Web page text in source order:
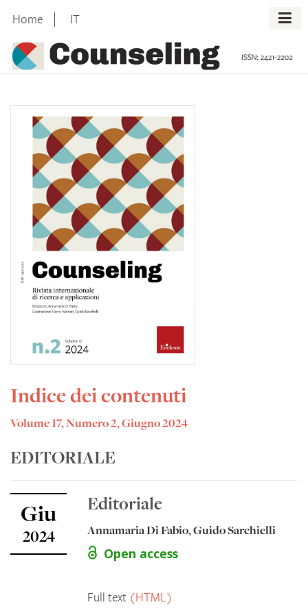
content
Home IT
Indice dei contenuti
Volume 17, Numero 2, Giugno 2024
EDITORIALE
Giu
2024
Editoriale
Annamaria Di Fabio, Guido Sarchielli
Open access
Full text (HTML)